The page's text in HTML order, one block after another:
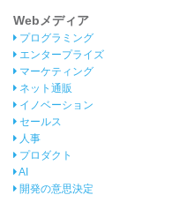
Webメディア
プログラミング
エンタープライズ
マーケティング
ネット通販
イノベーション
セールス
人事
プロダクト
AI
開発の意思決定